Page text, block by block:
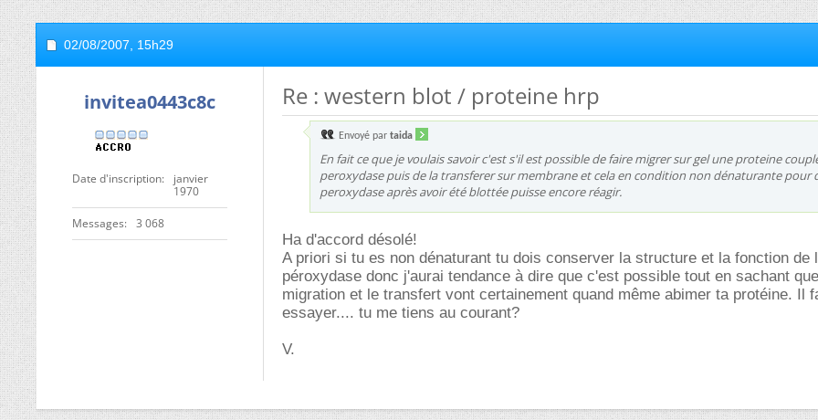
02/08/2007, 15h29
invitea0443c8c
Date d'inscription
janvier
1970
Messages 3 068
Re : western blot / proteine hrp
Envoyé par taida
En fait ce que je voulais savoir c'est s'il est possible de faire migrer sur gel une proteine
peroxydase puis de la transferer sur membrane et cela en condition non dénaturante pour
peroxydase après avoir été blottée puisse encore réagir.
Ha d'accord désolé!
A priori si tu es non dénaturant tu dois conserver la structure et la fonction de
péroxydase donc j'aurai tendance à dire que c'est possible tout en sachant
migration et le transfert vont certainement quand même abimer ta protéine. Il
essayer.... tu me tiens au courant?
V.